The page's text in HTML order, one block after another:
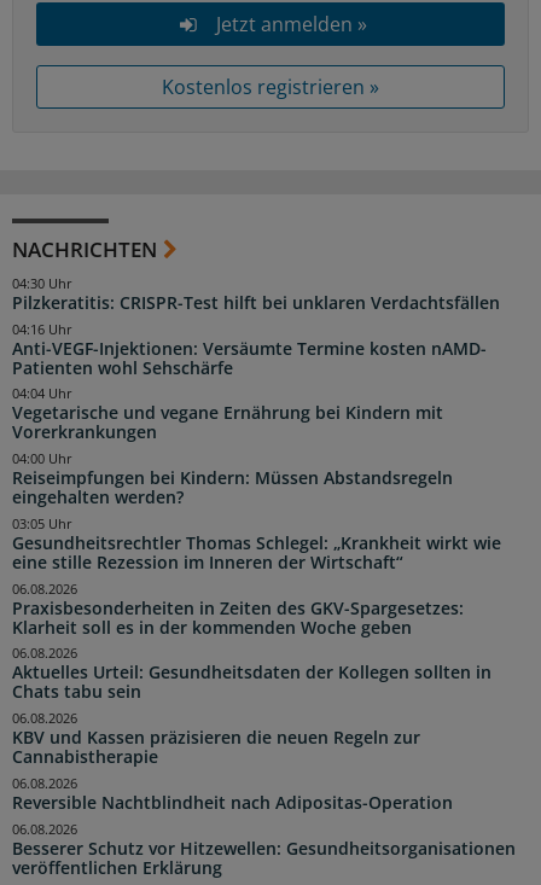
Jetzt anmelden »
Kostenlos registrieren »
NACHRICHTEN
Pilzkeratitis: CRISPR-Test hilft bei unklaren Verdachtsfällen
04:30 Uhr
Anti-VEGF-Injektionen: Versäumte Termine kosten nAMD-
Patienten wohl Sehschärfe
04:16 Uhr
Vegetarische und vegane Ernährung bei Kindern mit
Vorerkrankungen
04:04 Uhr
Reiseimpfungen bei Kindern: Müssen Abstandsregeln
eingehalten werden?
04:00 Uhr
Gesundheitsrechtler Thomas Schlegel: „Krankheit wirkt wie
eine stille Rezession im Inneren der Wirtschaft“
03:05 Uhr
Praxisbesonderheiten in Zeiten des GKV-Spargesetzes:
Klarheit soll es in der kommenden Woche geben
06.08.2026
Aktuelles Urteil: Gesundheitsdaten der Kollegen sollten in
Chats tabu sein
06.08.2026
KBV und Kassen präzisieren die neuen Regeln zur
Cannabistherapie
06.08.2026
Reversible Nachtblindheit nach Adipositas-Operation
06.08.2026
Besserer Schutz vor Hitzewellen: Gesundheitsorganisationen
veröffentlichen Erklärung
06.08.2026